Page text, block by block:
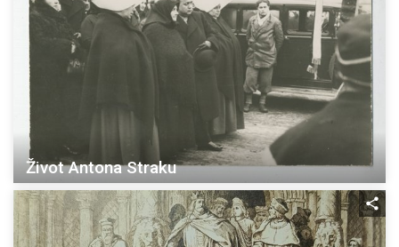
Život Antona Straku